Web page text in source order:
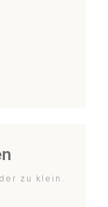
zu klein.